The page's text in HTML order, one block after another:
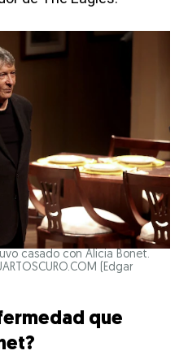
casado con Alicia Bonet.
(Edgar
que